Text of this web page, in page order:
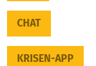
CHAT
KRISEN-APP